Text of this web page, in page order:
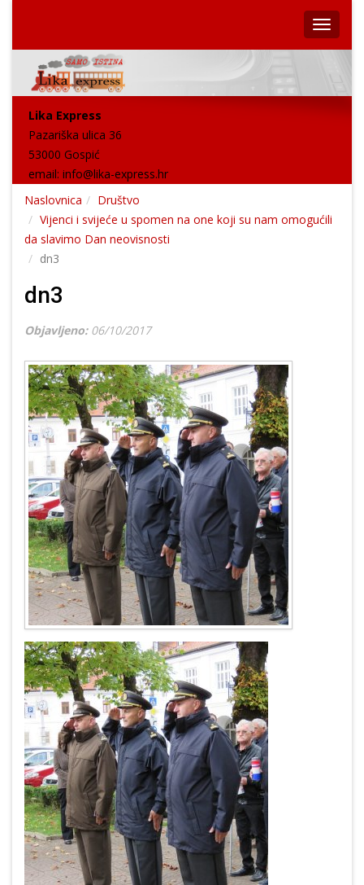
Lika Express
Pazariška ulica 36
53000 Gospić
email: info@lika-express.hr
Naslovnica
Društvo
Vijenci i svijeće u spomen na one koji su nam omogućili
da slavimo Dan neovisnosti
dn3
dn3
Objavljeno: 06/10/2017